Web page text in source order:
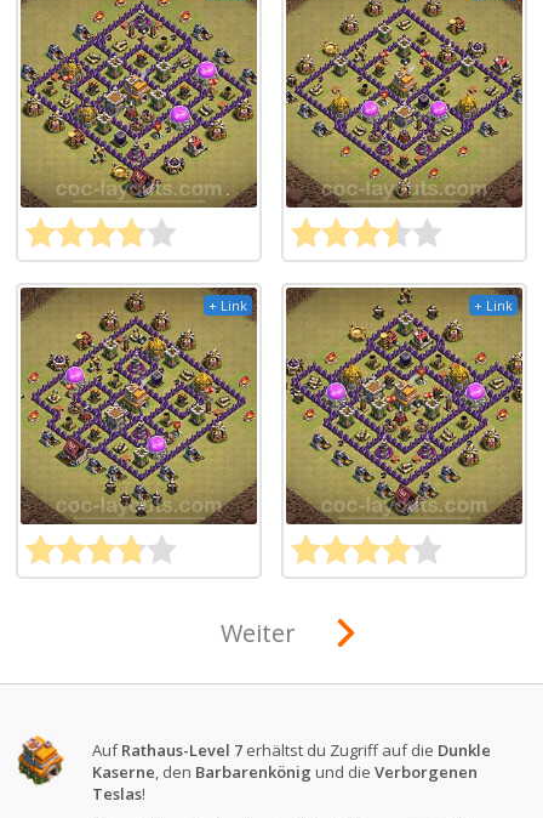
+ Link + Link
Weiter
AufRathaus-Level 7 erhältst du Zugriff auf die Dunkle
Kaserne, den Barbarenkönig und dieVerborgenen
Teslas!